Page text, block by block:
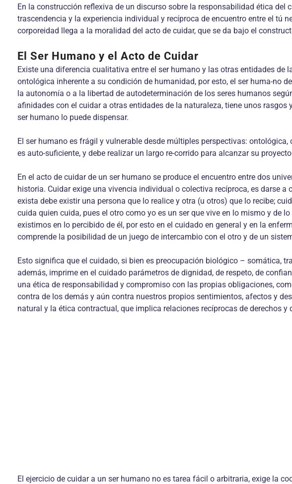
En la construcción reflexiva de un discurso sobre la responsabilidad ética
trascendencia y la experiencia individual y recíproca de encuentro entre el tú
corporeidad llega a la moralidad del acto de cuidar, que se da bajo el
El Ser Humano y el Acto de Cuidar
Existe una diferencia cualitativa entre el ser humano y las otras entidades
ontológica inherente a su condición de humanidad, por esto, el ser huma-no
la autonomía o a la libertad de autodeterminación de los seres humanos
afinidades con el cuidar a otras entidades de la naturaleza, tiene unos
ser humano lo puede dispensar.
El ser humano es frágil y vulnerable desde múltiples perspectivas:
es auto-suficiente, y debe realizar un largo re-corrido para alcanzar su
En el acto de cuidar de un ser humano se produce el encuentro entre dos
historia. Cuidar exige una vivencia individual o colectiva recíproca, es darse
exista debe existir una persona que lo realice y otra (u otros) que lo recibe;
cuida quien cuida, pues el otro como yo es un ser que vive en lo mismo y de
existimos en lo percibido de él, por esto en el cuidado en general y en la
comprende la posibilidad de un juego de intercambio con el otro y de un
Esto significa que el cuidado, si bien es preocupación biológico – somática,
además, imprime en el cuidado parámetros de dignidad, de respeto, de
una ética de responsabilidad y compromiso con las propias obligaciones,
contra de los demás y aún contra nuestros propios sentimientos, afectos y
natural y la ética contractual, que implica relaciones recíprocas de derechos
El ejercicio de cuidar a un ser humano no es tarea fácil o arbitraria, exige la